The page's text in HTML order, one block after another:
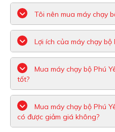
Tôi nên mua máy chạy
Lợi ích của máy chạy bộ
Mua máy chạy bộ Phú
tốt?
Mua máy chạy bộ Phú
có được giảm giá không?